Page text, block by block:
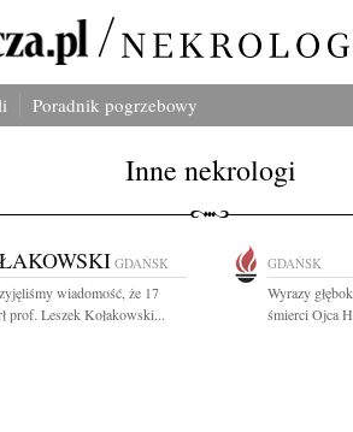
Poradnik pogrzebowy
Inne nekrologi
GDAŃSK
wiadomość, że 17
prof. Leszek Kołakowski...
GDAŃSK
Wyrazy
śmierci Ojca